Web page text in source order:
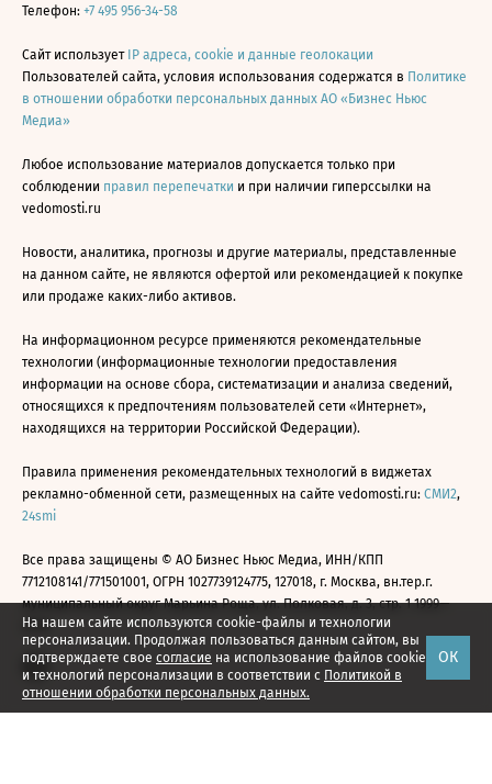
На нашем сайте используются cookie-файлы и технологии
персонализации. Продолжая пользоваться данным сайтом, вы
подтверждаете свое согласие на использование файлов cookie
и технологий персонализации в соответствии с Политикой в
отношении обработки персональных данных.
ОК
Телефон: +7 495 956-34-58
Сайт использует IP адреса, cookie и данные геолокации
Пользователей сайта, условия использования содержатся в Политике
в отношении обработки персональных данных АО «Бизнес Ньюс
Медиа»
Любое использование материалов допускается только при
соблюдении правил перепечатки и при наличии гиперссылки на
vedomosti.ru
Новости, аналитика, прогнозы и другие материалы, представленные
на данном сайте, не являются офертой или рекомендацией к покупке
или продаже каких-либо активов.
На информационном ресурсе применяются рекомендательные
технологии (информационные технологии предоставления
информации на основе сбора, систематизации и анализа сведений,
относящихся к предпочтениям пользователей сети «Интернет»,
находящихся на территории Российской Федерации).
Правила применения рекомендательных технологий в виджетах
рекламно-обменной сети, размещенных на сайте vedomosti.ru: СМИ2,
24smi
Все права защищены © АО Бизнес Ньюс Медиа, ИНН/КПП
7712108141/771501001, ОГРН 1027739124775, 127018, г. Москва, вн.тер.г.
муниципальный округ Марьина Роща, ул. Полковая, д. 3, стр. 1 1999—
2026